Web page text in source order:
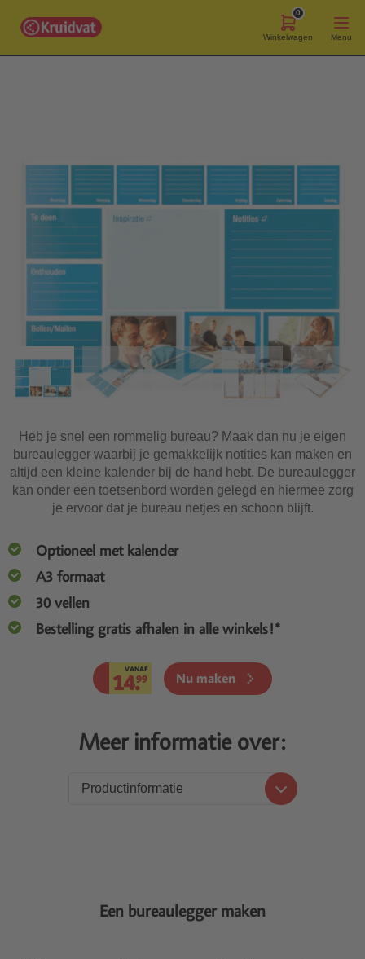
0
Winkelwagen Menu
Heb je snel een rommelig bureau? Maak dan nu je eigen
bureaulegger waarbij je gemakkelijk notities kan maken en
altijd een kleine kalender bij de hand hebt. De bureaulegger
kan onder een toetsenbord worden gelegd en hiermee zorg
je ervoor dat je bureau netjes en schoon blijft.
Optioneel met kalender
A3 formaat
30 vellen
Bestelling gratis afhalen in alle winkels!*
VANAF
14.99 Nu maken
Meer informatie over:
Productinformatie
Een bureaulegger maken